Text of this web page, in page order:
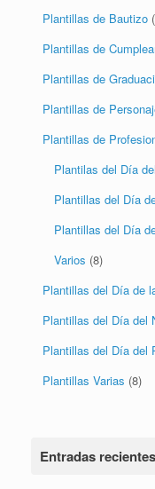
Plantillas de Bautizo
Plantillas de
Plantillas de
Plantillas de
Plantillas de
Plantilas del Día
Plantillas del Día
Plantillas del Día
Varios (8)
Plantillas del Día de
Plantillas del Día del
Plantillas del Día del
Plantillas Varias (8)
Entradas recientes